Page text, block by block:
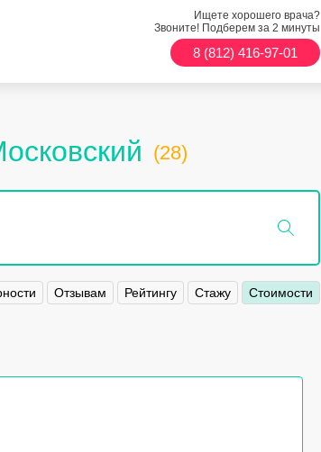
Ищете хорошего врача?
Звоните! Подберем за 2 минуты
8 (812) 416-97-01
(28)
Отзывам Рейтингу Стажу Стоимости